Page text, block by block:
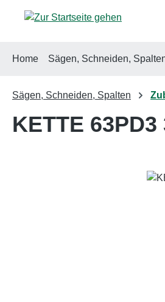
Hauptinhalt springen
Zur Suche springen
Zur Hauptnavigation springen
Home Sägen, Schneiden,
Sägen, Schneiden, Spalten
KETTE